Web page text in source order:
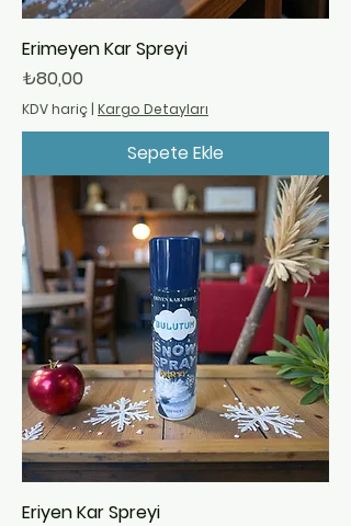
Erimeyen Kar Spreyi
Fiyat
₺80,00
KDV hariç | Kargo Detayları
Sepete Ekle
Eriyen Kar Spreyi